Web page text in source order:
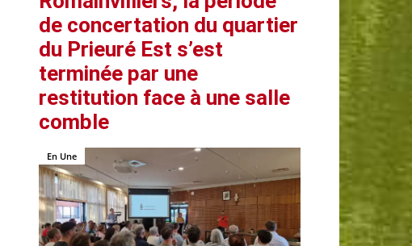
de concertation du quartier
du Prieuré Est s’est
terminée par une
restitution face à une salle
comble
En Une